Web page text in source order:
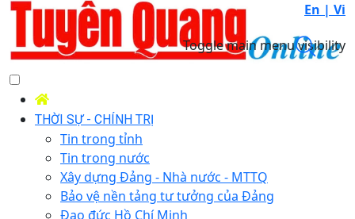
En | Vi
Toggle main menu visibility
THỜI SỰ - CHÍNH TRỊ
Tin trong tỉnh
Tin trong nước
Xây dựng Đảng - Nhà nước - MTTQ
Bảo vệ nền tảng tư tưởng của Đảng
Đạo đức Hồ Chí Minh